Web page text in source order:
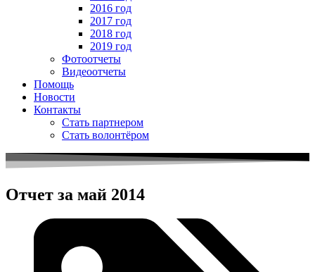
2016 год
2017 год
2018 год
2019 год
Фотоотчеты
Видеоотчеты
Помощь
Новости
Контакты
Стать партнером
Стать волонтёром
Отчет за май 2014